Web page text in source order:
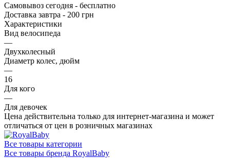
Самовывоз сегодня - бесплатно
Доставка завтра - 200 грн
Характеристики
Вид велосипеда
—
Двухколесный
Диаметр колес, дюйм
—
16
Для кого
—
Для девочек
Цена действительна только для интернет-магазина и может
отличаться от цен в розничных магазинах
Все товары категории
Все товары бренда RoyalBaby